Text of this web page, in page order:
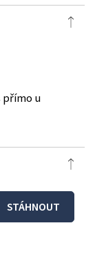
přímo u
STÁHNOUT